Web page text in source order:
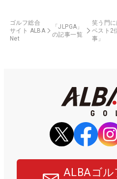
ゴルフ総合
サイト ALBA
Net
「JLPGA」
の記事一覧
笑う門
ベスト2
事」
ALBAゴ